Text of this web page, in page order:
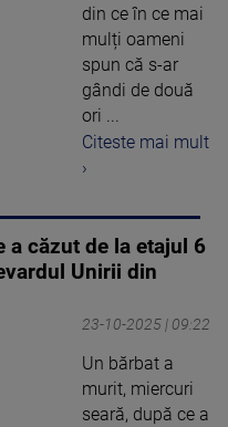
din ce în ce mai
mulți oameni
spun că s-ar
gândi de două
ori ...
Citeste mai mult
›
a căzut de la etajul 6
Unirii din
23-10-2025 | 09:22
Un bărbat a
murit, miercuri
seară, după ce a